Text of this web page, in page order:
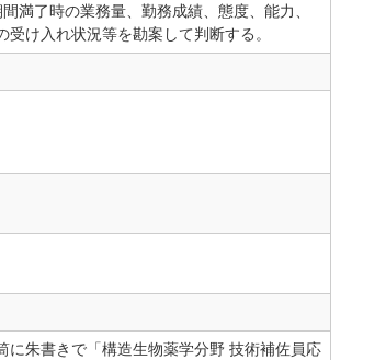
満了時の業務量、勤務成績、態度、能力、
け入れ状況等を勘案して判断する。
に朱書きで「構造生物薬学分野 技術補佐員応